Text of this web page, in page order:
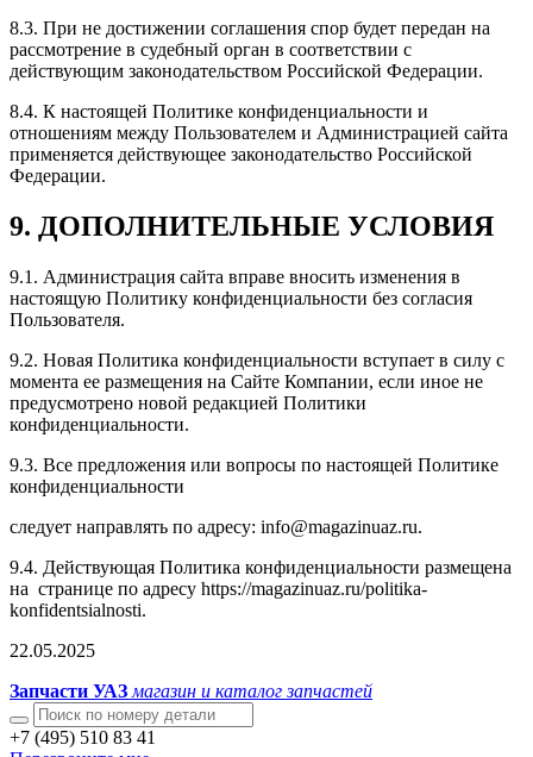
8.3. При не достижении соглашения спор будет передан на
рассмотрение в судебный орган в соответствии с
действующим законодательством Российской Федерации.
8.4. К настоящей Политике конфиденциальности и
отношениям между Пользователем и Администрацией сайта
применяется действующее законодательство Российской
Федерации.
9. ДОПОЛНИТЕЛЬНЫЕ УСЛОВИЯ
9.1. Администрация сайта вправе вносить изменения в
настоящую Политику конфиденциальности без согласия
Пользователя.
9.2. Новая Политика конфиденциальности вступает в силу с
момента ее размещения на Сайте Компании, если иное не
предусмотрено новой редакцией Политики
конфиденциальности.
9.3. Все предложения или вопросы по настоящей Политике
конфиденциальности
следует направлять по адресу: info@magazinuaz.ru.
9.4. Действующая Политика конфиденциальности размещена
на странице по адресу https://magazinuaz.ru/politika-
konfidentsialnosti.
22.05.2025
Запчасти УАЗ магазин и каталог запчастей
+7 (495) 510 83 41